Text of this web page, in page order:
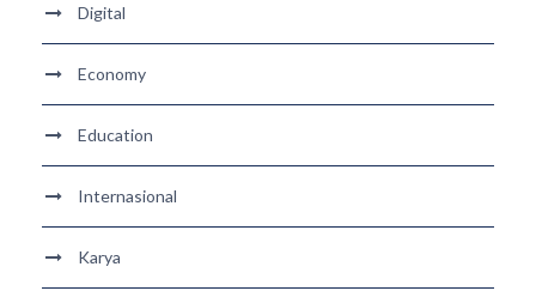
Digital
Economy
Education
Internasional
Karya